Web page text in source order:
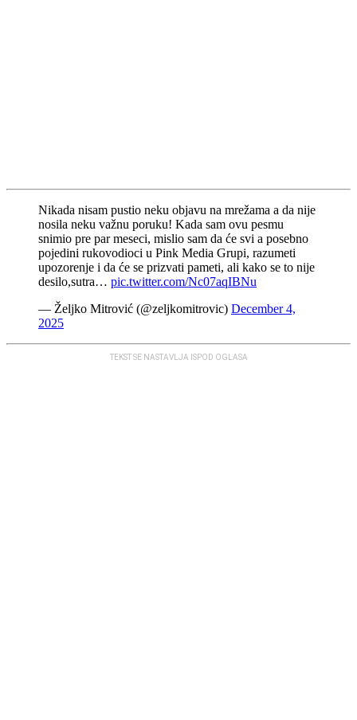
Nikada nisam pustio neku objavu na mrežama a da nije
nosila neku važnu poruku! Kada sam ovu pesmu
snimio pre par meseci, mislio sam da će svi a posebno
pojedini rukovodioci u Pink Media Grupi, razumeti
upozorenje i da će se prizvati pameti, ali kako se to nije
desilo,sutra… pic.twitter.com/Nc07aqIBNu
— Željko Mitrović (@zeljkomitrovic) December 4,
2025
TEKST SE NASTAVLJA ISPOD OGLASA